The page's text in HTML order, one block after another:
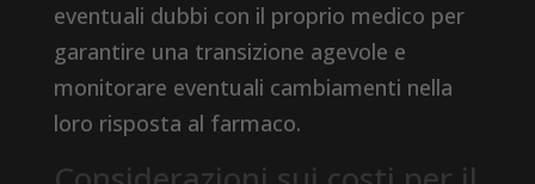
eventuali dubbi con il proprio medico per
garantire una transizione agevole e
monitorare eventuali cambiamenti nella
loro risposta al farmaco.